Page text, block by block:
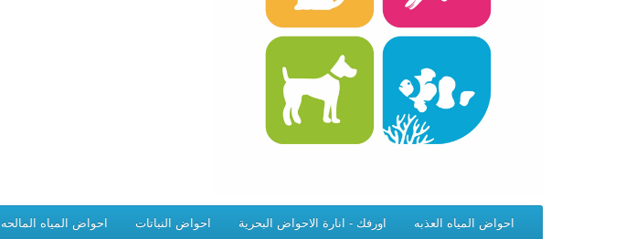
احواض المياه العذبه اورفك - انارة الاحواض البحرية احواض النباتات احواض المياه المالحه